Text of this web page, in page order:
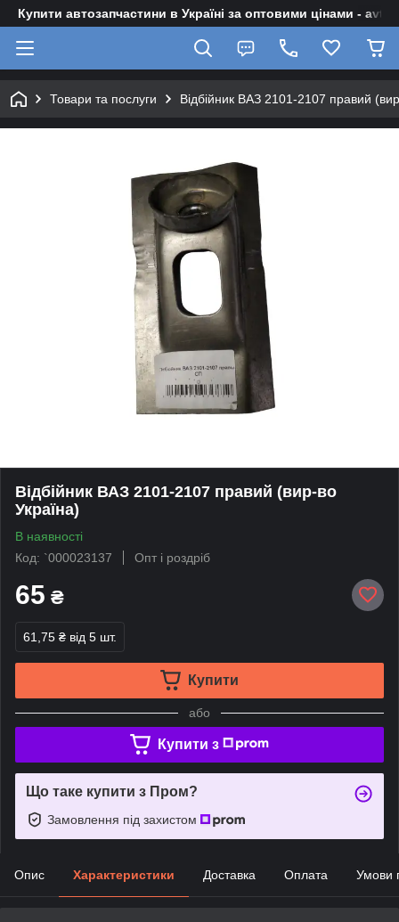
Купити автозапчастини в Україні за оптовими цінами -
Товари та послуги Відбійник ВАЗ 2101-2107 правий
Відбійник ВАЗ 2101-2107 правий (вир-во
Україна)
В наявності
Код: `000023137
Опт і роздріб
65 ₴
61,75 ₴ від 5 шт.
Купити
або
Купити з
Що таке купити з Пром?
Замовлення під захистом
Опис Характеристики Доставка Оплата Умови